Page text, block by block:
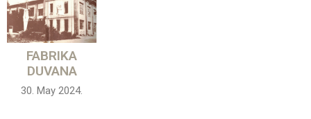
FABRIKA
DUVANA
30. May 2024.